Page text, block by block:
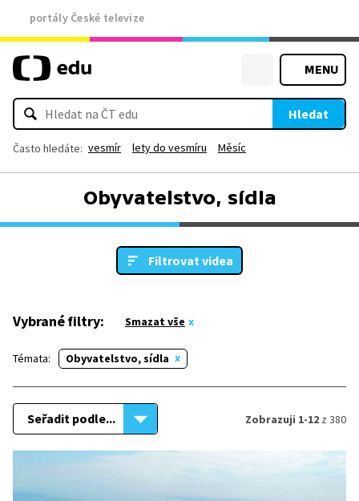
portály České televize
MENU
Hledat
Často hledáte: vesmír lety do vesmíru Měsíc
Obyvatelstvo, sídla
Filtrovat videa
Vybrané filtry: Smazat vše
Témata: Obyvatelstvo, sídla
Seřadit podle... Zobrazuji 1-12 z 380